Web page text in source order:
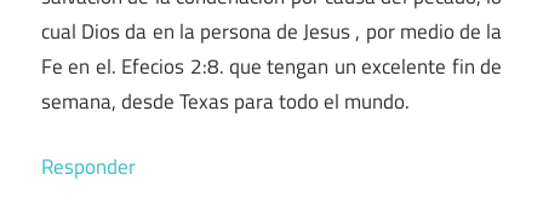
cual Dios da en la persona de Jesus , por medio de la
Fe en el. Efecios 2:8. que tengan un excelente fin de
semana, desde Texas para todo el mundo.
Responder